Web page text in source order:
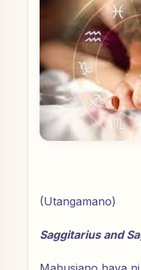
(Utangamano)
Saggitarius and